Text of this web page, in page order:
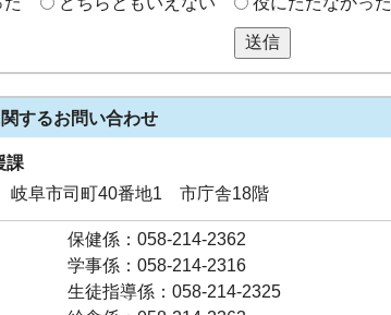
送信
するお問い合わせ
課
岐阜市司町40番地1 市庁舎18階
保健係：058-214-2362
学事係：058-214-2316
生徒指導係：058-214-2325